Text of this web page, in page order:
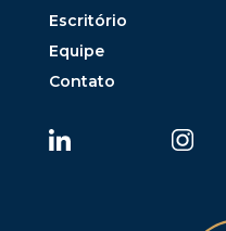
Escritório
Equipe
Contato